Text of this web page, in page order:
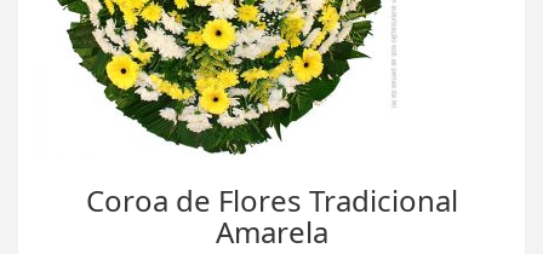
Coroa de Flores Tradicional
Amarela